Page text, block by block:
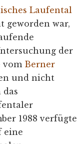
Laufental
geworden war,
der
vom Berner
und nicht
1988 verfügte
eine